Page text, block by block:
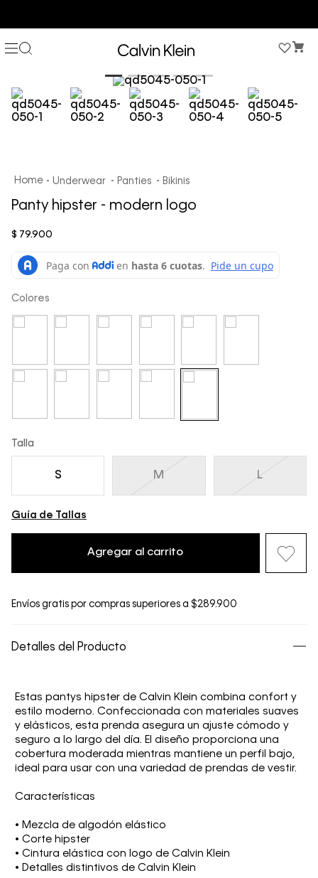
Underwear Panties Bikinis
Panty hipster - modern logo
$ 79.900
Colores
Talla
S M L
Guía de Tallas
Agregar al carrito
Envíos gratis por compras superiores a $289.900
Detalles del Producto
Estas pantys hipster de Calvin Klein combina confort y
estilo moderno. Confeccionada con materiales suaves
y elásticos, esta prenda asegura un ajuste cómodo y
seguro a lo largo del día. El diseño proporciona una
cobertura moderada mientras mantiene un perfil bajo,
ideal para usar con una variedad de prendas de vestir.
Características
• Mezcla de algodón elástico
• Corte hipster
• Cintura elástica con logo de Calvin Klein
• Detalles distintivos de Calvin Klein